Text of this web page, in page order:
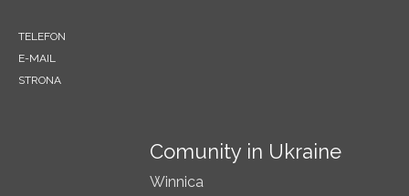
TELEFON
E-MAIL
STRONA
Comunity in Ukraine
Winnica